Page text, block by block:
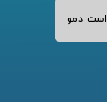
دمو